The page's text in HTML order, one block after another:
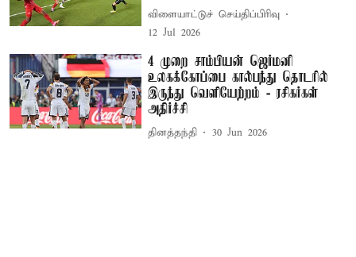
விளையாட்டுச் செய்திப்பிரிவு
12 Jul 2026
4 முறை சாம்பியன் ஜெர்மனி
உலகக்கோப்பை கால்பந்து தொடரில்
இருந்து வெளியேற்றம் - ரசிகர்கள்
அதிர்ச்சி
தினத்தந்தி 30 Jun 2026